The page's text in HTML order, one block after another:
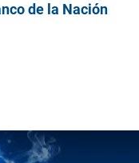
de la Nación